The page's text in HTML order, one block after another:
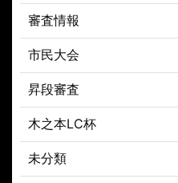
審査情報
市民大会
昇段審査
木之本LC杯
未分類